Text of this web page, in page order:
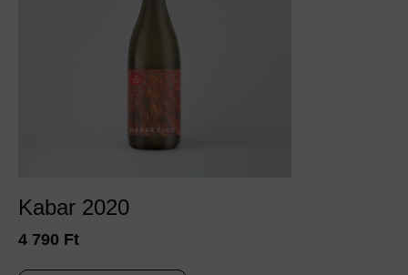
Kabar 2020
4 790 Ft